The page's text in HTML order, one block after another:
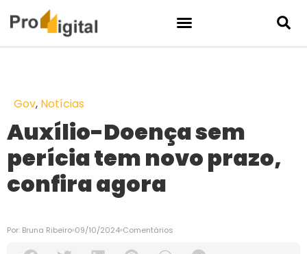
Gov, Notícias
Auxílio-Doença sem
perícia tem novo prazo,
confira agora
Por: Bruna Ribeiro 09/10/2024 Comentários